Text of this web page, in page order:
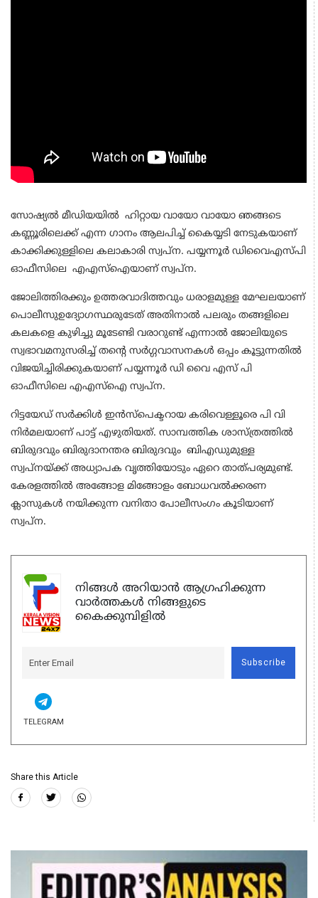
സോഷ്യല്‍ മീഡിയയില്‍ ഹിറ്റായ വായോ വായോ ഞങ്ങടെ
കണ്ണൂരിലെക്ക് എന്ന ഗാനം ആലപിച്ച് കൈയ്യടി നേടുകയാണ്
കാക്കിക്കുള്ളിലെ കലാകാരി സ്വപ്‌ന. പയ്യന്നൂര്‍ ഡിവൈഎസ്പി
ഓഫീസിലെ എഎസ്ഐയാണ് സ്വപ്‌ന.
ജോലിത്തിരക്കും ഉത്തരവാദിത്തവും ധരാളമുള്ള മേഘലയാണ്
പൊലീസുഉദ്യോഗസ്ഥരുടേത് അതിനാല്‍ പലരും തങ്ങളിലെ
കലകളെ കുഴിച്ചു മൂടേണ്ടി വരാറുണ്ട് എന്നാല്‍ ജോലിയുടെ
സ്വഭാവമനുസരിച്ച് തന്റെ സര്‍ഗ്ഗവാസനകള്‍ ഒപ്പം കൂട്ടുന്നതില്‍
വിജയിച്ചിരിക്കുകയാണ് പയ്യന്നൂര്‍ ഡി വൈ എസ് പി
ഓഫീസിലെ എഎസ്‌ഐ സ്വപ്‌ന.
റിട്ടയേഡ് സര്‍ക്കിള്‍ ഇന്‍സ്‌പെക്ടറായ കരിവെള്ളൂരെ പി വി
നിര്‍മലയാണ് പാട്ട് എഴുതിയത്. സാമ്പത്തിക ശാസ്ത്രത്തില്‍
ബിരുദവും ബിരുദാനന്തര ബിരുദവും ബിഎഡുമുള്ള
സ്വപ്നയ്ക്ക് അധ്യാപക വൃത്തിയോടും ഏറെ താത്പര്യമുണ്ട്.
കേരളത്തില്‍ അങ്ങോള മിങ്ങോളം ബോധവല്‍ക്കരണ
ക്ലാസുകള്‍ നയിക്കുന്ന വനിതാ പോലീസംഗം കൂടിയാണ്
സ്വപ്ന.
നിങ്ങൾ അറിയാൻ ആഗ്രഹിക്കുന്ന
വാർത്തകൾ നിങ്ങളുടെ
കൈക്കുമ്പിളിൽ
Subscribe
TELEGRAM
Share this Article